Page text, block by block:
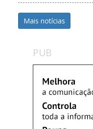
Mais notícias
PUB